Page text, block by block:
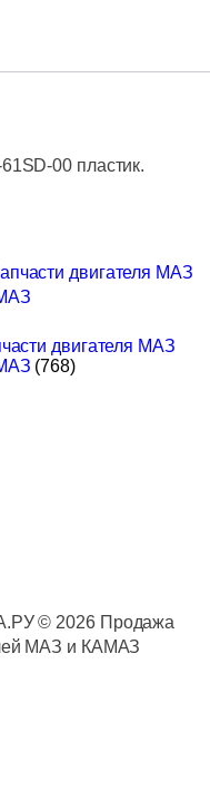
00 пластик.
двигателя МАЗ
(768)
© 2026Продажа
МАЗ и КАМАЗ